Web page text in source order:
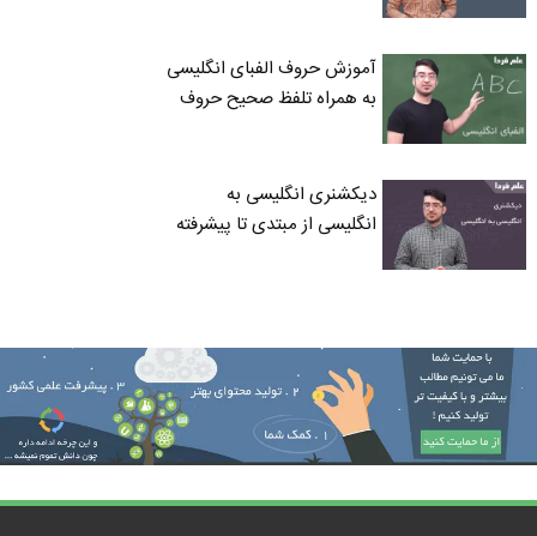
آموزش حروف الفبای انگلیسی
به همراه تلفظ صحیح حروف
دیکشنری انگلیسی به
انگلیسی از مبتدی تا پیشرفته